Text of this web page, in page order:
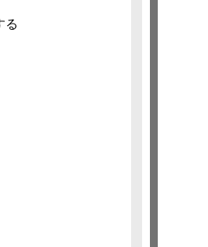
る